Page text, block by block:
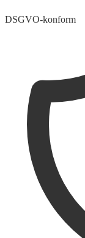
DSGVO-konform